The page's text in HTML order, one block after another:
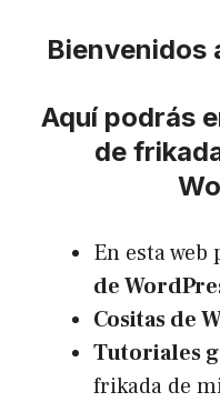
Bienvenidos
Aquí podrás
de
En esta
de
Cositas de
Tutoriales
frikada de